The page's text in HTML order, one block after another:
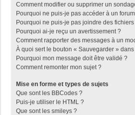
Comment modifier ou supprimer un
Pourquoi ne puis-je pas accéder à un
Pourquoi ne puis-je pas joindre des
Pourquoi ai-je reçu un avertissement ?
Comment rapporter des messages à un
À quoi sert le bouton « Sauvegarder »
Pourquoi mon message doit être validé ?
Comment remonter mon sujet ?
Mise en forme et types de sujets
Que sont les BBCodes ?
Puis-je utiliser le HTML ?
Que sont les smileys ?